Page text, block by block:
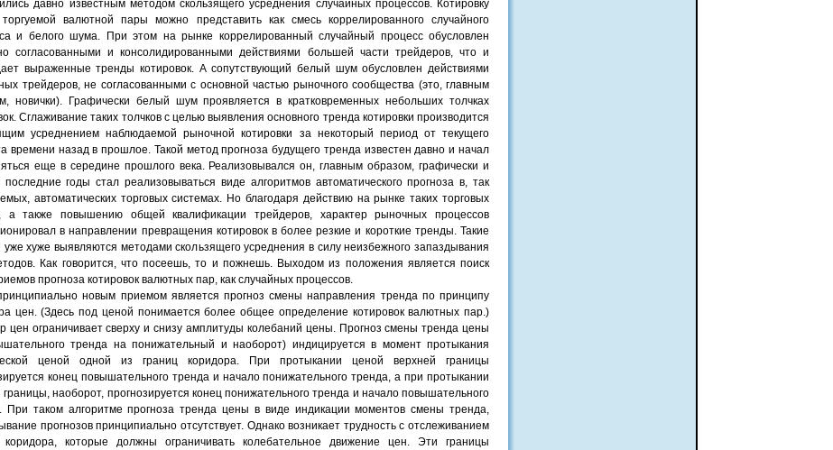
давно известным методом скользящего усреднения случайных процессов. Котировку
валютной пары можно представить как смесь коррелированного случайного
и белого шума. При этом на рынке коррелированный случайный процесс обусловлен
согласованными и консолидированными действиями большей части трейдеров, что и
выраженные тренды котировок. А сопутствующий белый шум обусловлен действиями
трейдеров, не согласованными с основной частью рыночного сообщества (это, главным
новички). Графически белый шум проявляется в кратковременных небольших толчках
Сглаживание таких толчков с целью выявления основного тренда котировки производится
усреднением наблюдаемой рыночной котировки за некоторый период от текущего
времени назад в прошлое. Такой метод прогноза будущего тренда известен давно и начал
еще в середине прошлого века. Реализовывался он, главным образом, графически и
годы стал реализовываться виде алгоритмов автоматического прогноза в, так
автоматических торговых системах. Но благодаря действию на рынке таких торговых
а также повышению общей квалификации трейдеров, характер рыночных процессов
в направлении превращения котировок в более резкие и короткие тренды. Такие
хуже выявляются методами скользящего усреднения в силу неизбежного запаздывания
Как говорится, что посеешь, то и пожнешь. Выходом из положения является поиск
прогноза котировок валютных пар, как случайных процессов.
новым приемом является прогноз смены направления тренда по принципу
цен. (Здесь под ценой понимается более общее определение котировок валютных пар.)
цен ограничивает сверху и снизу амплитуды колебаний цены. Прогноз смены тренда цены
тренда на понижательный и наоборот) индицируется в момент протыкания
ценой одной из границ коридора. При протыкании ценой верхней границы
конец повышательного тренда и начало понижательного тренда, а при протыкании
наоборот, прогнозируется конец понижательного тренда и начало повышательного
При таком алгоритме прогноза тренда цены в виде индикации моментов смены тренда,
прогнозов принципиально отсутствует. Однако возникает трудность с отслеживанием
коридора, которые должны ограничивать колебательное движение цен. Эти границы